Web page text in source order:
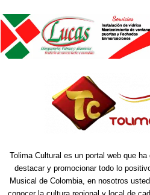
Tolima Cultural es un portal web que
destacar y promocionar todo lo
Musical de Colombia, en nosotros